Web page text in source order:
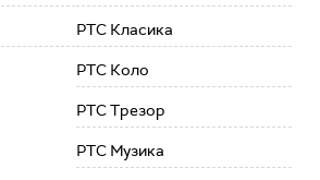
РТС Класика
РТС Коло
РТС Трезор
РТС Музика